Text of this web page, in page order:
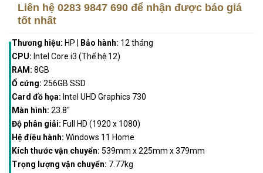
Liên hệ 0283 9847 690 để nhận được báo giá
tốt nhất
Thương hiệu: HP Bảo hành: 12 tháng
CPU: Intel Core i3 (Thế hệ 12)
RAM: 8GB
Ổ cứng: 256GB SSD
Card đồ họa: Intel UHD Graphics 730
Màn hình: 23.8"
Độ phân giải: Full HD (1920 x 1080)
Hệ điều hành: Windows 11 Home
Kích thước vận chuyển: 539mm x 225mm x 379mm
Trọng lượng vận chuyển: 7.77kg